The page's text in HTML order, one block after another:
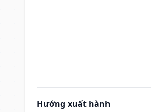
Hướng xuất hành